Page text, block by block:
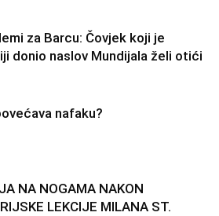
za Barcu: Čovjek koji je
donio naslov Mundijala želi otići
nafaku?
NA NOGAMA NAKON
LEKCIJE MILANA ST.